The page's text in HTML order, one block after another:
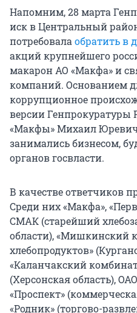
Напомним, 28 марта
иск в Центральный
потребовала обратить в
акций крупнейшего
макарон АО «Макфа» и
компаний. Основанием
коррупционное
версии
«Макфы» Михаил
занимались бизнесом,
органов госвласти.
В качестве ответчиков
Среди них «Макфа»,
СМАК (старейший
области), «Мишкинский
хлебопродуктов»
«Каланчакский
(Херсонская область),
«Проспект»
«Родник» (торгово-